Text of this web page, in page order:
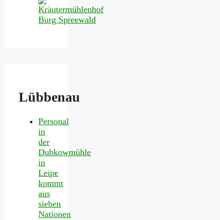
Lübbenau
Personal
in
der
Dubkowmühle
in
Leipe
kommt
aus
sieben
Nationen